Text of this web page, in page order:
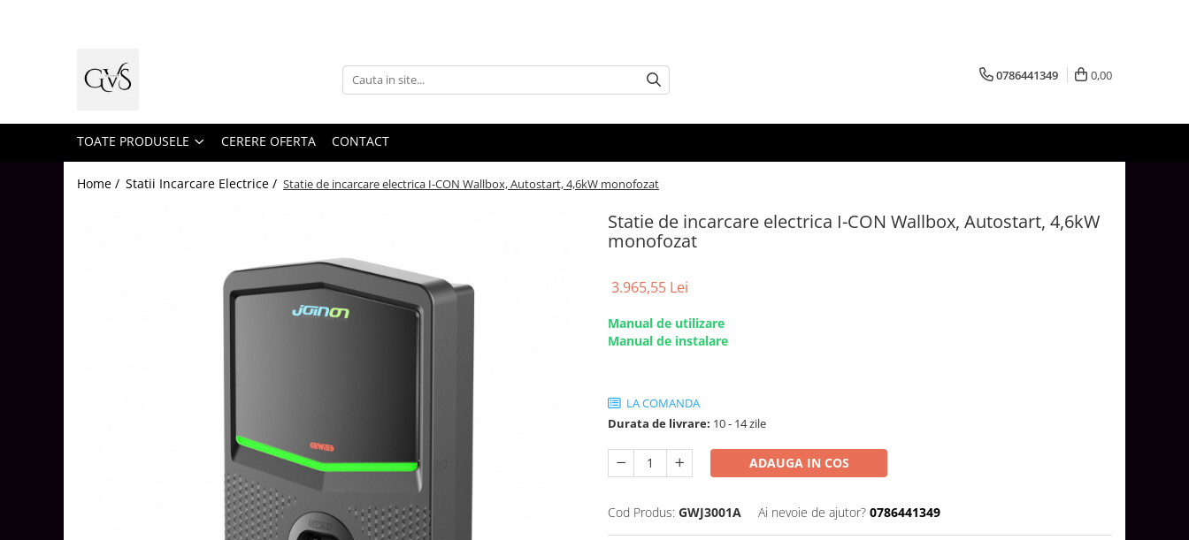
Conductori - Fy - Myf
Cabluri tip NHXH E90 Halogen Free
0786441349 0,00
TOATE PRODUSELE CERERE OFERTA CONTACT
Home / Statii Incarcare Electrice / Statie de incarcare electrica I-CON Wallbox, Autostart, 4,6kW monofozat
Statie de incarcare electrica I-CON Wallbox, Autostart, 4,6kW
monofozat
3.965,55 Lei
Manual de utilizare
Manual de instalare
LA COMANDA
Durata de livrare: 10 - 14 zile
ADAUGA IN COS
Cod Produs: GWJ3001A Ai nevoie de ajutor? 0786441349